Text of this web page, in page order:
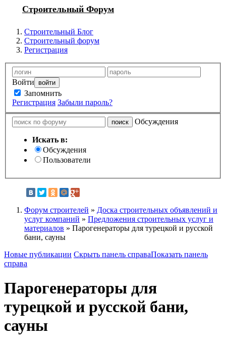
Строительный Форум
Строительный Блог
Строительный форум
Регистрация
Войти
Запомнить
Регистрация Забыли пароль?
Обсуждения
Искать в:
Обсуждения
Пользователи
Форум строителей » Доска строительных объявлений и
услуг компаний » Предложения строительных услуг и
материалов » Парогенераторы для турецкой и русской
бани, сауны
Новые публикации Скрыть панель справаПоказать панель
справа
Парогенераторы для
турецкой и русской бани,
сауны